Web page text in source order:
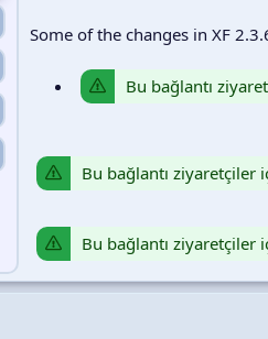
Some of the changes in XF
Bu bağlantı
Bu bağlantı ziyaretçiler
Bu bağlantı ziyaretçiler